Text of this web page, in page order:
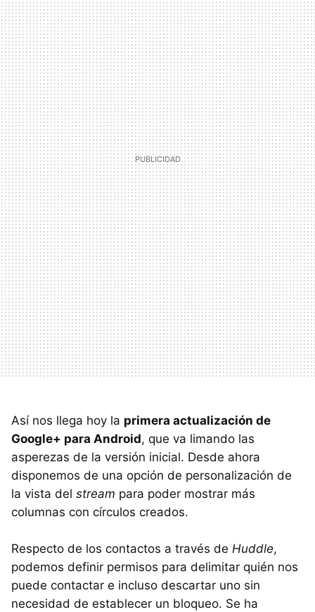
Así nos llega hoy la primera actualización de
Google+ para Android, que va limando las
asperezas de la versión inicial. Desde ahora
disponemos de una opción de personalización de
la vista del stream para poder mostrar más
columnas con círculos creados.
Respecto de los contactos a través de Huddle,
podemos definir permisos para delimitar quién nos
puede contactar e incluso descartar uno sin
necesidad de establecer un bloqueo. Se ha